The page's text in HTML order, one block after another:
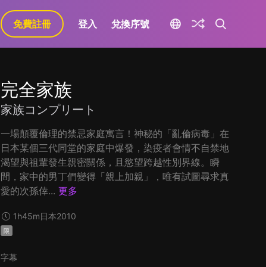
免費註冊 登入 兌換序號
完全家族
家族コンプリート
一場顛覆倫理的禁忌家庭寓言！神秘的「亂倫病毒」在
日本某個三代同堂的家庭中爆發，染疫者會情不自禁地
渴望與祖輩發生親密關係，且慾望跨越性別界線。瞬
間，家中的男丁們變得「親上加親」，唯有試圖尋求真
愛的次孫倖... 更多
1h45m日本2010
限
字幕